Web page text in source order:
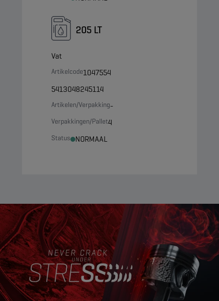
205 LT
Vat
Artikelcode1047554
5413048245114
Artikelen/Verpakking-
Verpakkingen/Pallet4
Status NORMAAL